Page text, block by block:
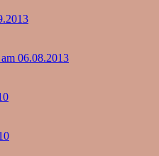
06.08.2013